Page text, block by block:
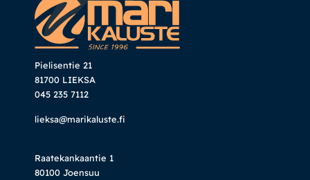
Pielisentie 21
81700 LIEKSA
045 235 7112
lieksa@marikaluste.fi
Raatekankaantie 1
80100 Joensuu